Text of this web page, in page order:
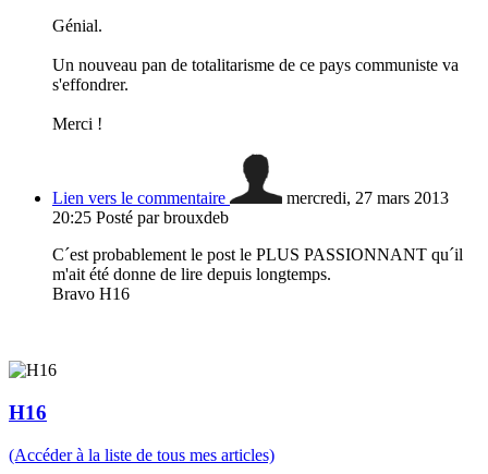
Génial.
Un nouveau pan de totalitarisme de ce pays communiste va
s'effondrer.
Merci !
Lien vers le commentaire
mercredi, 27 mars 2013
20:25 Posté par brouxdeb
C´est probablement le post le PLUS PASSIONNANT qu´il
m'ait été donne de lire depuis longtemps.
Bravo H16
H16
(Accéder à la liste de tous mes articles)